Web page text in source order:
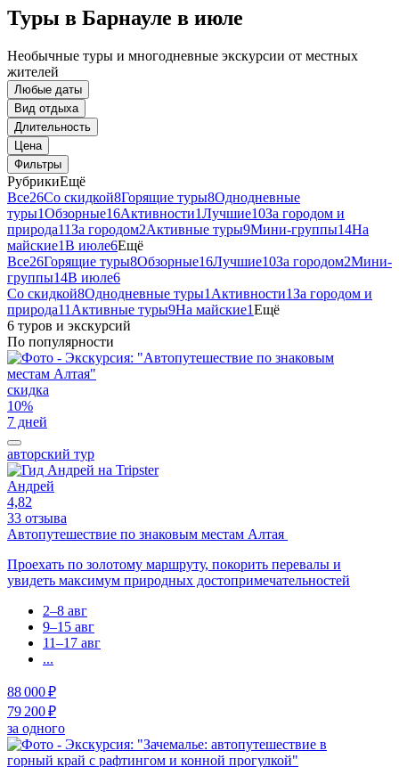
Туры в Барнауле в июле
Необычные туры и многодневные экскурсии от местных
жителей
Любые даты
Вид отдыха
Длительность
Цена
Фильтры
РубрикиЕщё
Все26Со скидкой8Горящие туры8Однодневные
туры1Обзорные16Активности1Лучшие10За городом и
природа11За городом2Активные туры9Мини-группы14На
майские1В июле6Ещё
Все26Горящие туры8Обзорные16Лучшие10За городом2Мини-
группы14В июле6
Со скидкой8Однодневные туры1 Активности1За городом и
природа11 Активные туры9На майские1Ещё
6 туров и экскурсий
По популярности
скидка
10%
7 дней
авторский тур
Андрей
4,82
33 отзыва
Автопутешествие по знаковым местам Алтая
Проехать по золотому маршруту, покорить перевалы и
увидеть максимум природных достопримечательностей
2–8 авг
9–15 авг
11–17 авг
...
88 000 ₽
79 200 ₽
за одного